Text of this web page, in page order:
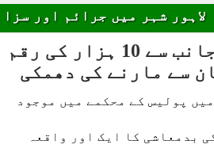
لاہور شہر میں جرائم اور
پولیس کی جانب سے 10 ہزار کی رقم
سے مارنے کی دھمکی
میں پولیس کے محکمے میں موجود
بدمعاشی کا ایک اور واقعہ